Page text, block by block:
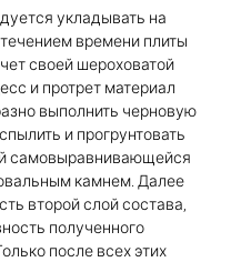
укладывать на
времени плиты
своей шероховатой
и протрет материал
выполнить черновую
и прогрунтовать
самовыравнивающейся
камнем. Далее
второй слой состава,
полученного
после всех этих